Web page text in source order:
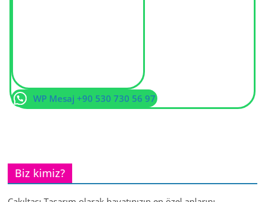
WP Mesaj +90 530 730 56 97
Biz kimiz?